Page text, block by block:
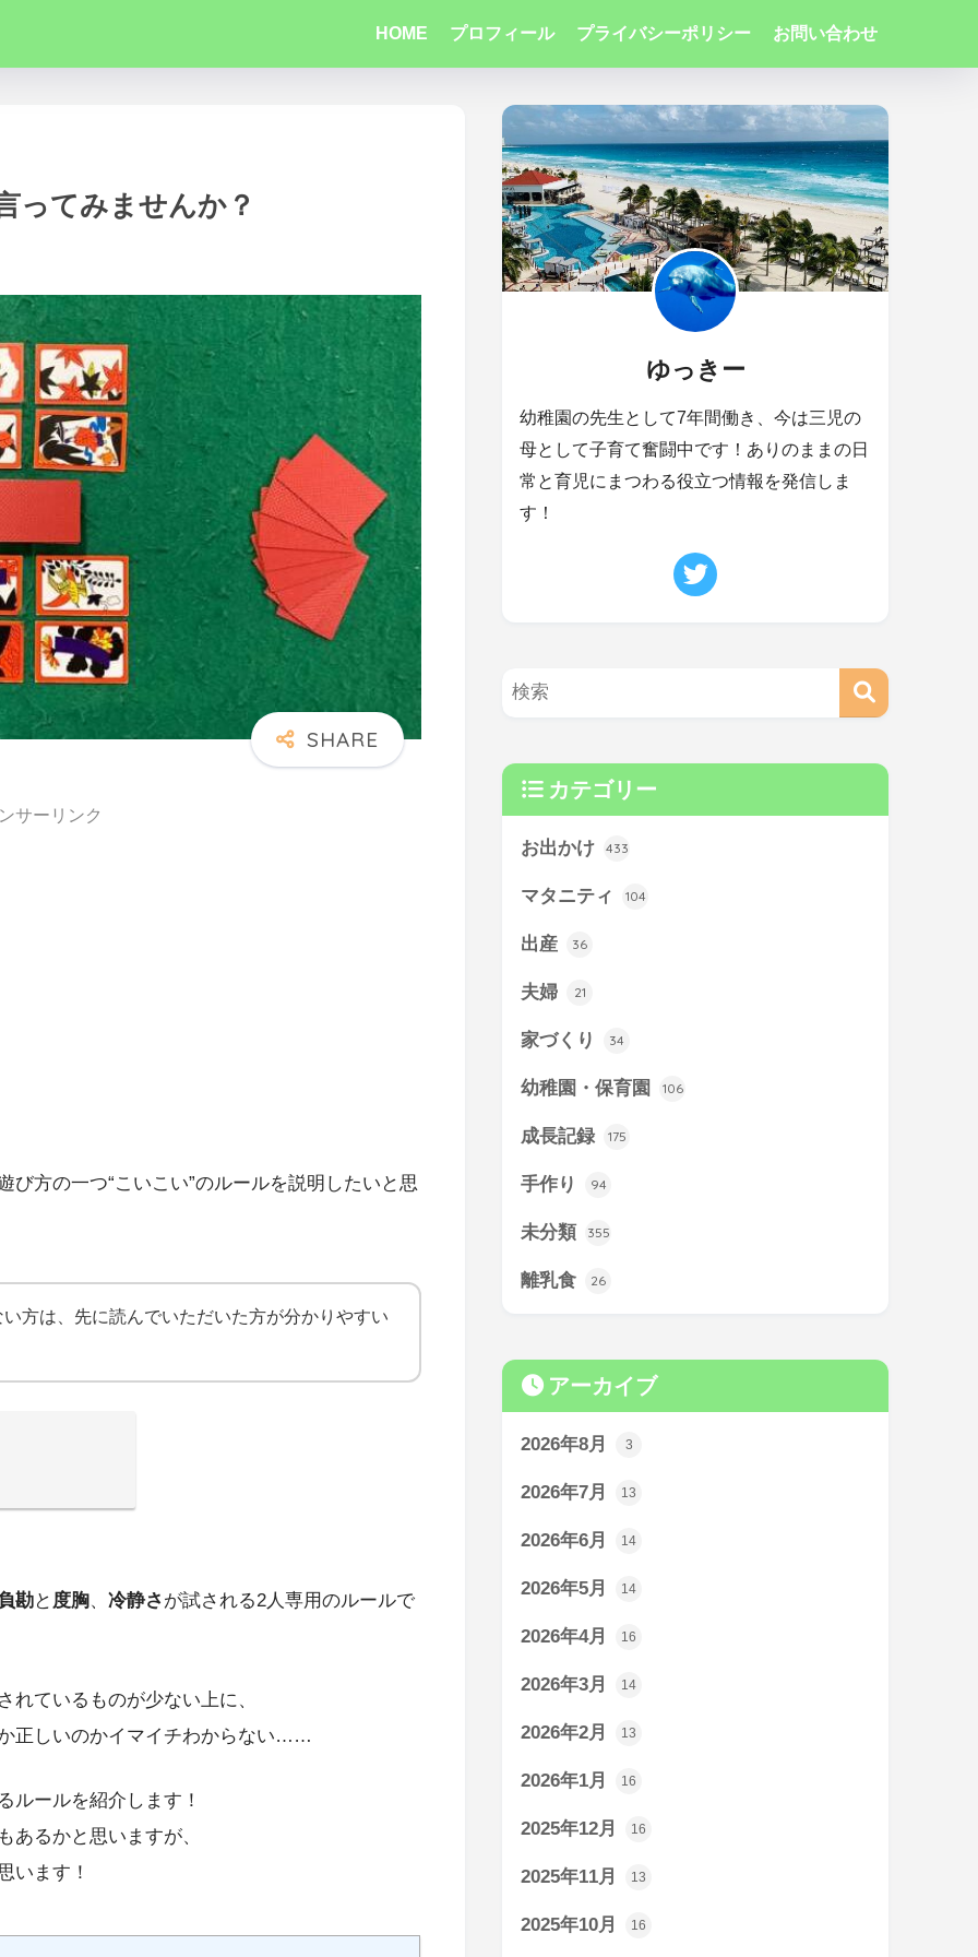
HOME プロフィール プライバシーポリシー お問い合わせ
ってみませんか？
サーリンク
方の一つ“こいこい”のルールを説明したいと思
方は、先に読んでいただいた方が分かりやすい
勘と 度胸、 冷静さ が試される2人専用のルールで
れているものが少ない上に、
正しいのかイマイチわからない……
ルールを紹介します！
あるかと思いますが、
います！
ゆっきー
幼稚園の先生として7年間働き、今は三児の
母として子育て奮闘中です！ありのままの日
常と育児にまつわる役立つ情報を発信しま
す！
カテゴリー
お出かけ 433
マタニティ 104
出産 36
夫婦 21
家づくり 34
幼稚園・保育園 106
成長記録 175
手作り 94
未分類 355
離乳食 26
アーカイブ
2026年8月 3
2026年7月 13
2026年6月 14
2026年5月 14
2026年4月 16
2026年3月 14
2026年2月 13
2026年1月 16
2025年12月 16
2025年11月 13
2025年10月 16